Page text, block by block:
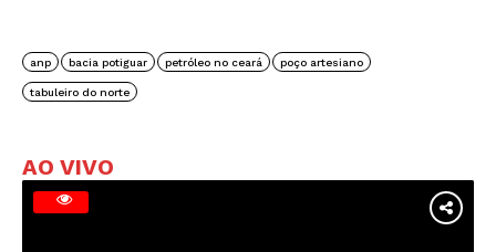
AO VIVO
anp bacia potiguar petróleo no ceará poço artesiano
tabuleiro do norte